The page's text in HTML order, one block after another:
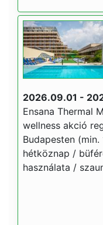
2026.09.01 -
Ensana Thermal
wellness akció
Budapesten
hétköznap /
használata /